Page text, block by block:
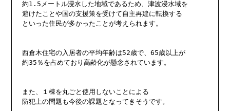
約1.5メートル浸水した地域であるため、津波浸水域を
避けたことや国の支援策を受けて自主再建に転換する
といった住民が多かったことが考えられます。
西倉木住宅の入居者の平均年齢は52歳で、65歳以上が
約35％を占めており高齢化が懸念されています。
また、１棟を丸ごと使用しないことによる
防犯上の問題も今後の課題となってきそうです。